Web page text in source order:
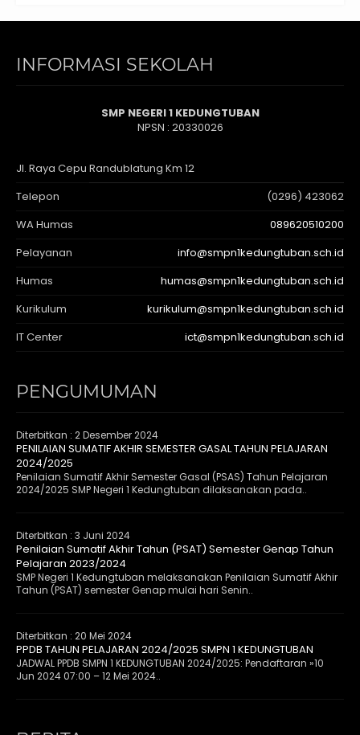
INFORMASI SEKOLAH
SMP NEGERI 1 KEDUNGTUBAN
NPSN : 20330026
Jl. Raya Cepu Randublatung Km 12
Telepon
(0296) 423062
WA Humas
089620510200
Pelayanan
info@smpn1kedungtuban.sch.id
Humas
humas@smpn1kedungtuban.sch.id
Kurikulum
kurikulum@smpn1kedungtuban.sch.id
IT Center
ict@smpn1kedungtuban.sch.id
PENGUMUMAN
Diterbitkan : 2 Desember 2024
PENILAIAN SUMATIF AKHIR SEMESTER GASAL TAHUN PELAJARAN
2024/2025
Penilaian Sumatif Akhir Semester Gasal (PSAS) Tahun Pelajaran
2024/2025 SMP Negeri 1 Kedungtuban dilaksanakan pada..
Diterbitkan : 3 Juni 2024
Penilaian Sumatif Akhir Tahun (PSAT) Semester Genap Tahun
Pelajaran 2023/2024
SMP Negeri 1 Kedungtuban melaksanakan Penilaian Sumatif Akhir
Tahun (PSAT) semester Genap mulai hari Senin..
Diterbitkan : 20 Mei 2024
PPDB TAHUN PELAJARAN 2024/2025 SMPN 1 KEDUNGTUBAN
JADWAL PPDB SMPN 1 KEDUNGTUBAN 2024/2025: Pendaftaran »10
Jun 2024 07:00 – 12 Mei 2024..